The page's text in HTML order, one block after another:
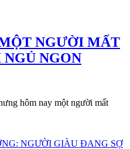
NGƯỜI MẤT
NGON
hôm nay một người mất